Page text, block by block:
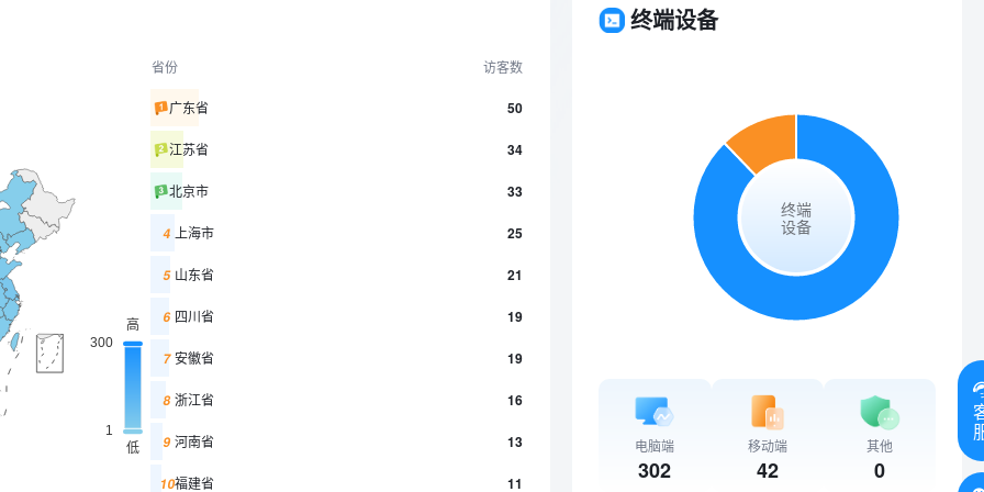
省份 访客数
广东省 50
江苏省 34
北京市 33
4 上海市 25
5 山东省 21
6 四川省 19
7安徽省 19
8 浙江省 16
9 河南省 13
10福建省 11
终端设备
终端
设备
电脑端
302
移动端
42
其他
0